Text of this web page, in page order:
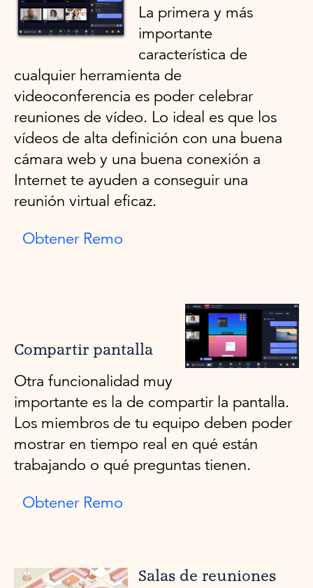
La primera y más
importante
característica de
cualquier herramienta de
videoconferencia es poder celebrar
reuniones de vídeo. Lo ideal es que los
vídeos de alta definición con una buena
cámara web y una buena conexión a
Internet te ayuden a conseguir una
reunión virtual eficaz.
Obtener Remo
Compartir pantalla
Otra funcionalidad muy
importante es la de compartir la pantalla.
Los miembros de tu equipo deben poder
mostrar en tiempo real en qué están
trabajando o qué preguntas tienen.
Obtener Remo
Salas de reuniones